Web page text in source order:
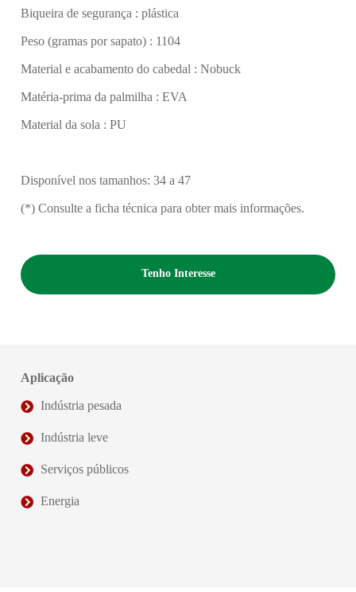
Biqueira de segurança : plástica
Peso (gramas por sapato) : 1104
Material e acabamento do cabedal : Nobuck
Matéria-prima da palmilha : EVA
Material da sola : PU
Disponível nos tamanhos: 34 a 47
(*) Consulte a ficha técnica para obter mais informações.
Tenho Interesse
Aplicação
Indústria pesada
Indústria leve
Serviços públicos
Energia